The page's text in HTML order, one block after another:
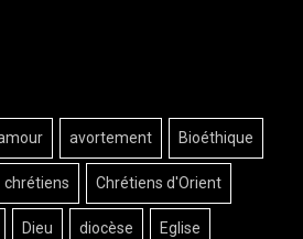
avortement Bioéthique
chrétiens Chrétiens d'Orient
Dieu diocèse Eglise